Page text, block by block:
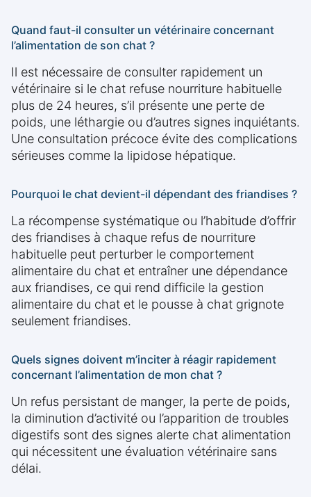
Quand faut-il consulter un vétérinaire concernant
l’alimentation de son chat ?
Il est nécessaire de consulter rapidement un
vétérinaire si le chat refuse nourriture habituelle
plus de 24 heures, s’il présente une perte de
poids, une léthargie ou d’autres signes inquiétants.
Une consultation précoce évite des complications
sérieuses comme la lipidose hépatique.
Pourquoi le chat devient-il dépendant des friandises ?
La récompense systématique ou l’habitude d’offrir
des friandises à chaque refus de nourriture
habituelle peut perturber le comportement
alimentaire du chat et entraîner une dépendance
aux friandises, ce qui rend difficile la gestion
alimentaire du chat et le pousse à chat grignote
seulement friandises.
Quels signes doivent m’inciter à réagir rapidement
concernant l’alimentation de mon chat ?
Un refus persistant de manger, la perte de poids,
la diminution d’activité ou l’apparition de troubles
digestifs sont des signes alerte chat alimentation
qui nécessitent une évaluation vétérinaire sans
délai.